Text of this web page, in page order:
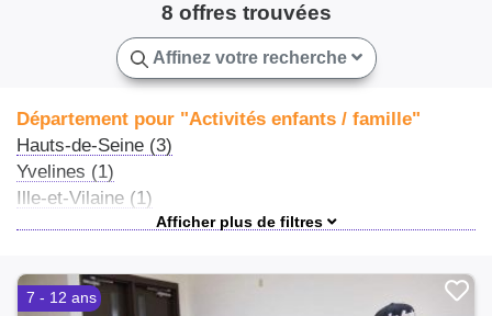
8 offres trouvées
Affinez votre recherche
Département pour "Activités enfants / famille"
Hauts-de-Seine (3)
Yvelines (1)
Ille-et-Vilaine (1)
Haute-Garonne (1)
Gironde (1)
7 - 12 ans